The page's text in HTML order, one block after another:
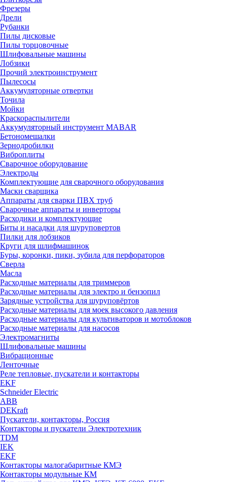
Фрезеры
Дрели
Рубанки
Пилы дисковые
Пилы торцовочные
Шлифовальные машины
Лобзики
Прочий электроинструмент
Пылесосы
Аккумуляторные отвертки
Точила
Мойки
Краскораспылители
Аккумуляторный инструмент MABAR
Бетономешалки
Зернодробилки
Виброплиты
Сварочное оборудование
Электроды
Комплектующие для сварочного оборудования
Маски сварщика
Аппараты для сварки ПВХ труб
Сварочные аппараты и инверторы
Расходики и комплектующие
Биты и насадки для шуруповертов
Пилки для лобзиков
Круги для шлифмашинок
Буры, коронки, пики, зубила для перфораторов
Сверла
Масла
Расходные материалы для триммеров
Расходные материалы для электро и бензопил
Зарядные устройства для шуруповёртов
Расходные материалы для моек высокого давления
Расходные материалы для культиваторов и мотоблоков
Расходные материалы для насосов
Электромагниты
Шлифовальные машины
Вибрационные
Ленточные
Реле тепловые, пускатели и контакторы
EKF
Schneider Electric
ABB
DEKraft
Пускатели, контакторы, Россия
Контакторы и пускатели Электротехник
TDM
IEK
EKF
Контакторы малогабаритные КМЭ
Контакторы модульные КМ